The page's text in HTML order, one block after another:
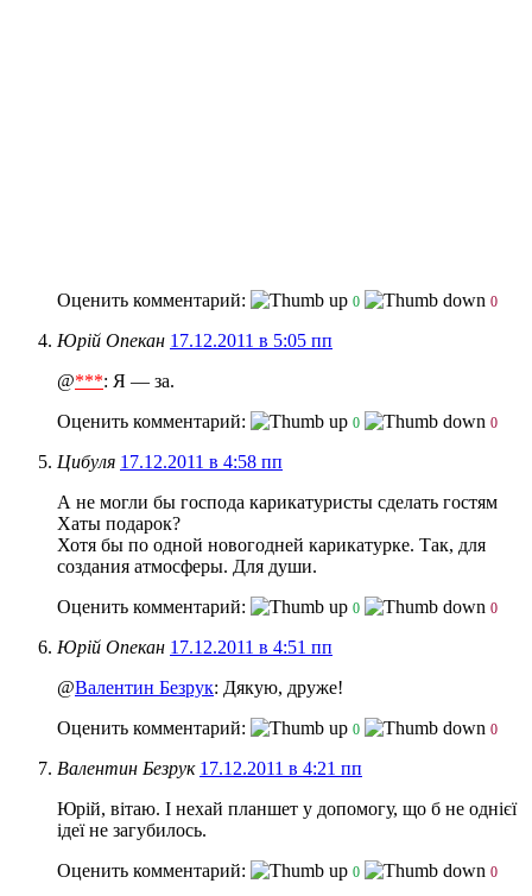
Оценить комментарий: 0 0
Юрій Опекан 17.12.2011 в 5:05 пп
@***: Я — за.
Оценить комментарий:
0 0
Цибуля 17.12.2011 в 4:58 пп
А не могли бы господа карикатуристы сделать гостям
Хаты подарок?
Хотя бы по одной новогодней карикатурке. Так, для
создания атмосферы. Для души.
Оценить комментарий:
0 0
Юрій Опекан 17.12.2011 в 4:51 пп
@Валентин Безрук: Дякую, друже!
Оценить комментарий:
0 0
Валентин Безрук 17.12.2011 в 4:21 пп
Юрій, вітаю. І нехай планшет у допомогу, що б не однiєї
iдеї не загубилось.
Оценить комментарий:
0 0